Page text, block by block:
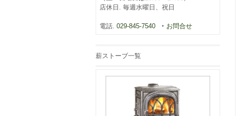
店休日. 毎週水曜日、祝日
電話. 029-845-7540 ‣ お問合せ
薪ストーブ一覧